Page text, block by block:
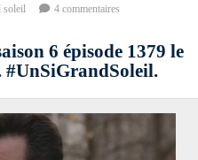
soleil 4 commentaires
6 épisode 1379 le
#UnSiGrandSoleil.